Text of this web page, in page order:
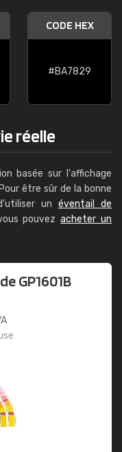
CODE HEX
#BA7829
réelle
basée sur l'affichage
être sûr de la bonne
un éventail de
pouvezacheter un
GP1601B